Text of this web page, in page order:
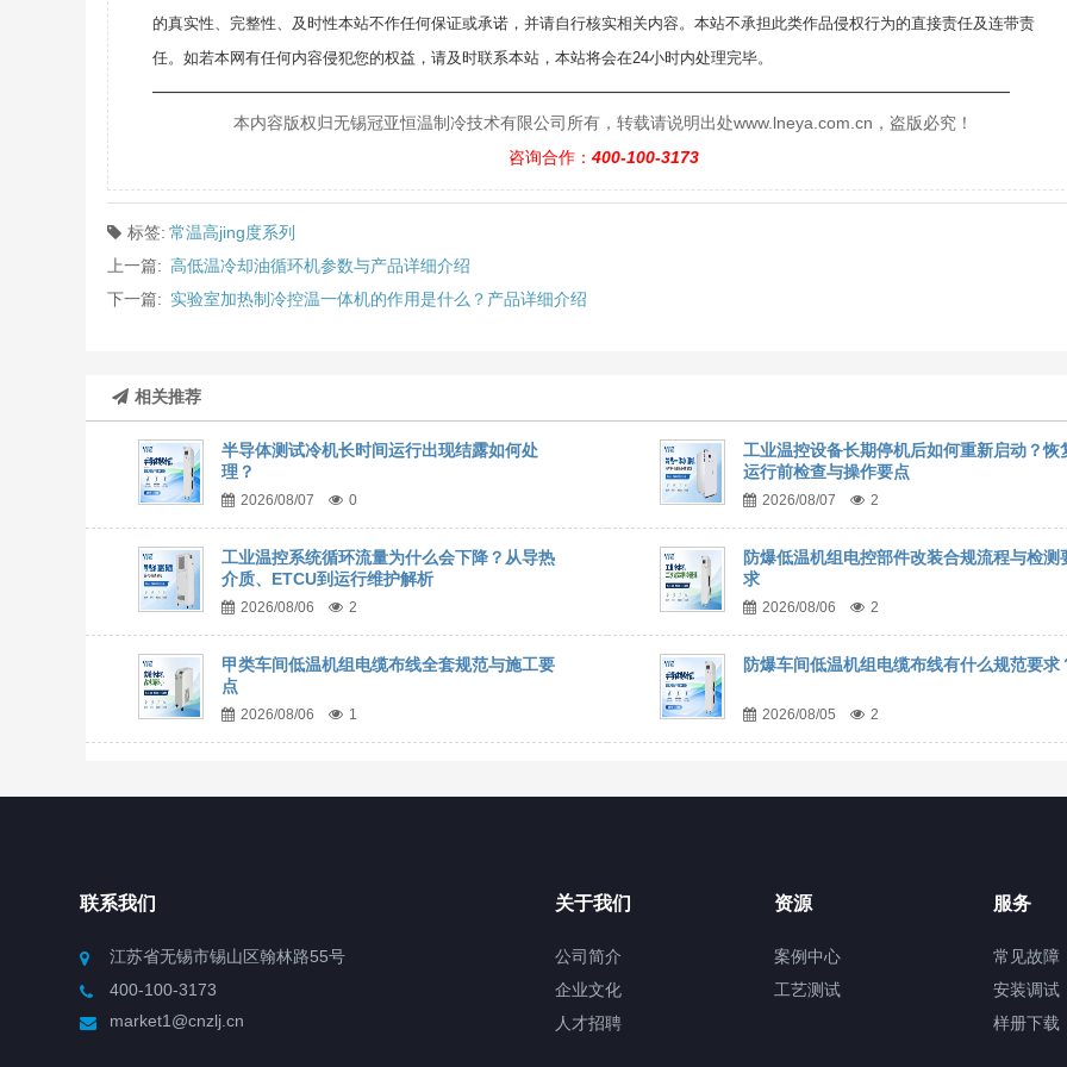
的真实性、完整性、及时性本站不作任何保证或承诺，并请自行核实相关内容。本站不承担此类作品侵权行为的直接责任及连带责
任。如若本网有任何内容侵犯您的权益，请及时联系本站，本站将会在24小时内处理完毕。
—————————————————————————————————————————————
本内容版权归无锡冠亚恒温制冷技术有限公司所有，转载请说明出处www.lneya.com.cn，盗版必究！
咨询合作： 400-100-3173
标签: 常温高jing度系列
上一篇: 高低温冷却油循环机参数与产品详细介绍
下一篇: 实验室加热制冷控温一体机的作用是什么？产品详细介绍
相关推荐
半导体测试冷机长时间运行出现结露如何处
理？
2026/08/07 0
工业温控设备长期停机后如何重新启动？恢
运行前检查与操作要点
2026/08/07 2
工业温控系统循环流量为什么会下降？从导热
介质、ETCU到运行维护解析
2026/08/06 2
防爆低温机组电控部件改装合规流程与检测
求
2026/08/06 2
甲类车间低温机组电缆布线全套规范与施工要
点
2026/08/06 1
防爆车间低温机组电缆布线有什么规范要求
2026/08/05 2
联系我们
江苏省无锡市锡山区翰林路55号
400-100-3173
market1@cnzlj.cn
关于我们
公司简介
企业文化
人才招聘
资源
案例中心
工艺测试
服务
常见故障
安装调试
样册下载